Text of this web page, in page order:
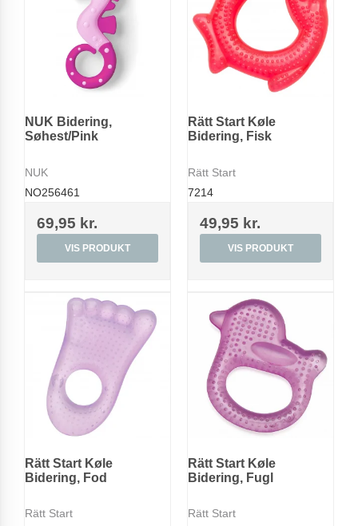
NUK Bidering,
Søhest/Pink
NUK
NO256461
69,95 kr.
VIS PRODUKT
Rätt Start Køle
Bidering, Fisk
Rätt Start
7214
49,95 kr.
VIS PRODUKT
Rätt Start Køle
Bidering, Fod
Rätt Start
Rätt Start Køle
Bidering, Fugl
Rätt Start